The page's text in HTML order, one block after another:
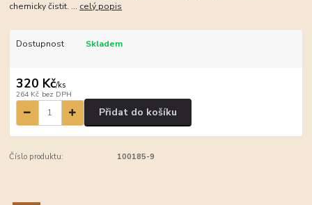
chemicky čistit. ... celý popis
Dostupnost Skladem
320 Kč/ks
264 Kč bez DPH
Přidat do košíku
Číslo produktu: 100185-9